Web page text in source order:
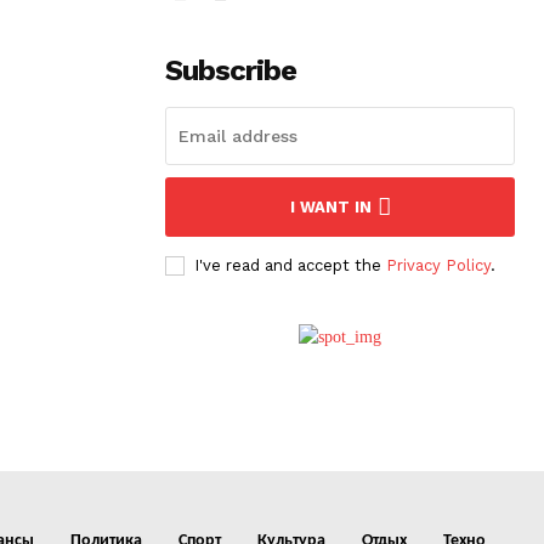
Subscribe
I WANT IN
I've read and accept the Privacy Policy.